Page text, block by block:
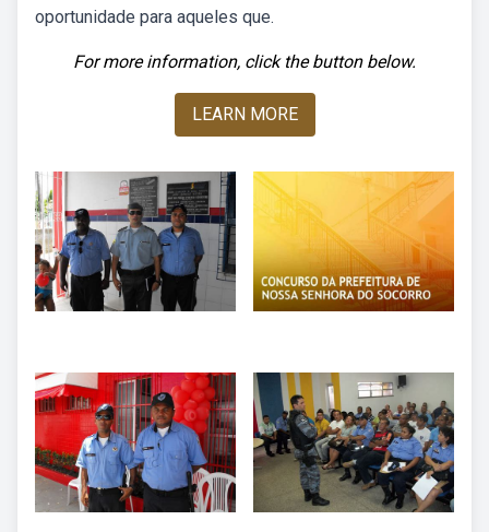
oportunidade para aqueles que.
For more information, click the button below.
LEARN MORE